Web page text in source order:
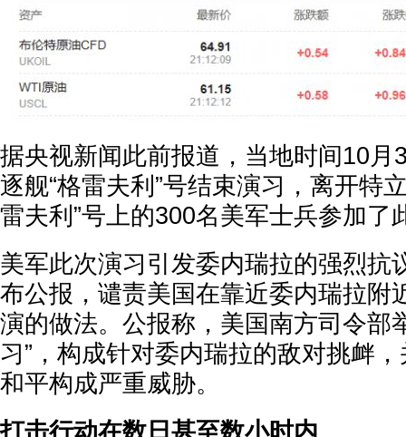
据央视新闻此前报道，当地时间10月
逐舰“格雷夫利”号结束演习，离开特
雷夫利”号上的300名美军士兵参加了
美军此次演习引发委内瑞拉的强烈抗
布公报，谴责美国在靠近委内瑞拉附
演的做法。公报称，美国南方司令部
习”，构成针对委内瑞拉的敌对挑衅
和平构成严重威胁。
打击行动在数日甚至数小时内